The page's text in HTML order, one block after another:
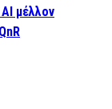
μέλλον